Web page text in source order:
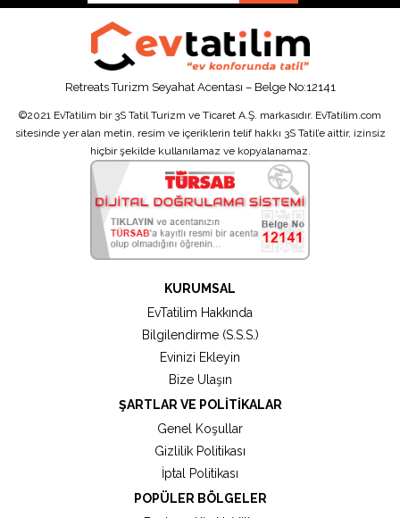
Retreats Turizm Seyahat Acentası – Belge No:12141
©2021 EvTatilim bir 3S Tatil Turizm ve Ticaret A.Ş. markasıdır. EvTatilim.com
sitesinde yer alan metin, resim ve içeriklerin telif hakkı 3S Tatil’e aittir, izinsiz
hiçbir şekilde kullanılamaz ve kopyalanamaz.
KURUMSAL
EvTatilim Hakkında
Bilgilendirme (S.S.S.)
Evinizi Ekleyin
Bize Ulaşın
ŞARTLAR VE POLITIKALAR
Genel Koşullar
Gizlilik Politikası
İptal Politikası
POPÜLER BÖLGELER